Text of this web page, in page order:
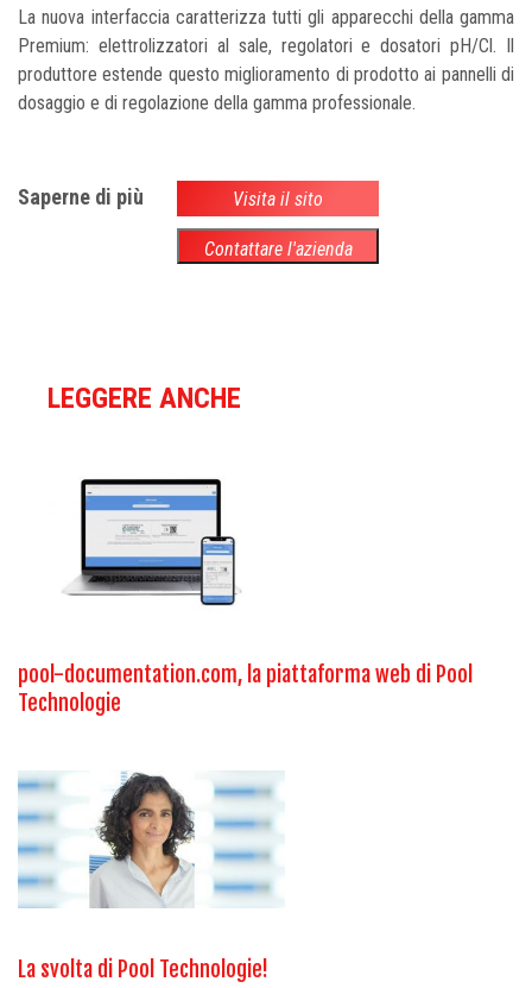
La nuova interfaccia caratterizza tutti gli apparecchi della gamma
Premium: elettrolizzatori al sale, regolatori e dosatori pH/Cl. Il
produttore estende questo miglioramento di prodotto ai pannelli di
dosaggio e di regolazione della gamma professionale.
Saperne di più Visita il sito
Contattare l'azienda
LEGGERE ANCHE
pool-documentation.com, la piattaforma web di Pool
Technologie
La svolta di Pool Technologie!